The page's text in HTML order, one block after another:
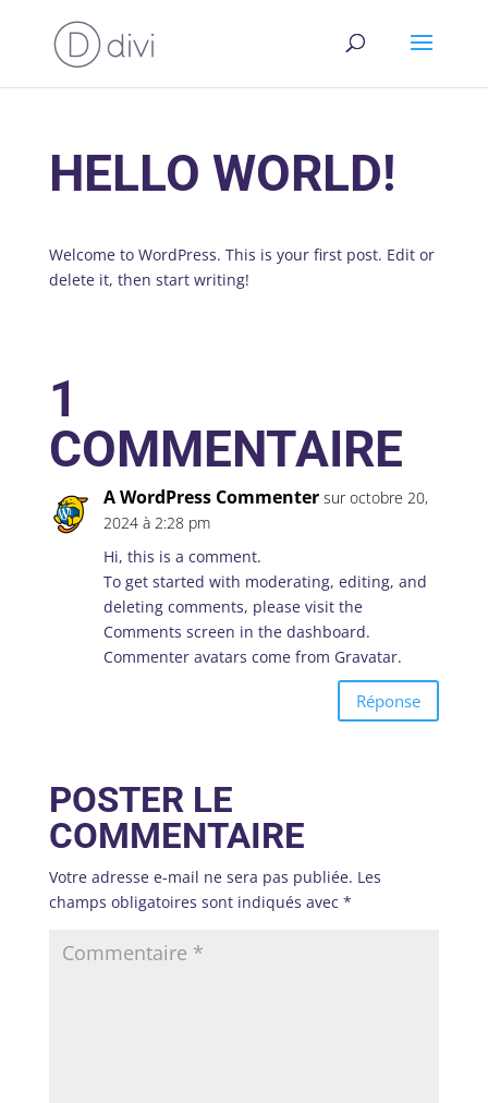
HELLO WORLD!
Welcome to WordPress. This is your first post. Edit or
delete it, then start writing!
1
COMMENTAIRE
A WordPress Commenter sur octobre 20,
2024 à 2:28 pm
Hi, this is a comment.
To get started with moderating, editing, and
deleting comments, please visit the
Comments screen in the dashboard.
Commenter avatars come from Gravatar.
Réponse
POSTER LE
COMMENTAIRE
Votre adresse e-mail ne sera pas publiée. Les
champs obligatoires sont indiqués avec *